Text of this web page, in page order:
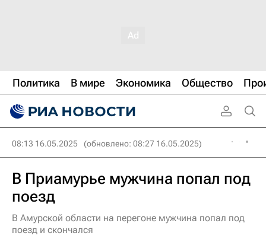
Политика В мире Экономика Общество
08:13 16.05.2025 (обновлено: 08:27 16.05.2025)
В Приамурье мужчина попал под
поезд
В Амурской области на перегоне мужчина попал под
поезд и скончался